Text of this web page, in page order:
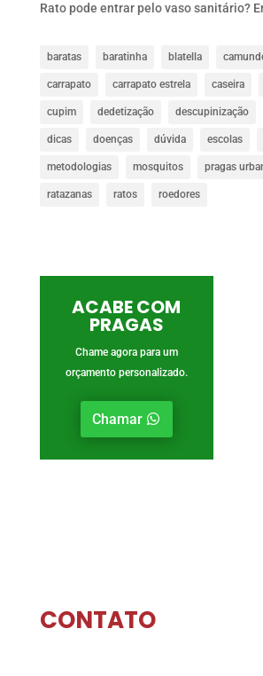
Rato pode entrar pelo vaso sanitário?
baratas baratinha blatella
carrapato carrapato estrela caseira
cupim dedetização descupinização
dicas doenças dúvida escolas
metodologias mosquitos pragas
ratazanas ratos roedores
ACABE COM
PRAGAS
Chame agora para um
orçamento personalizado.
Chamar
CONTATO